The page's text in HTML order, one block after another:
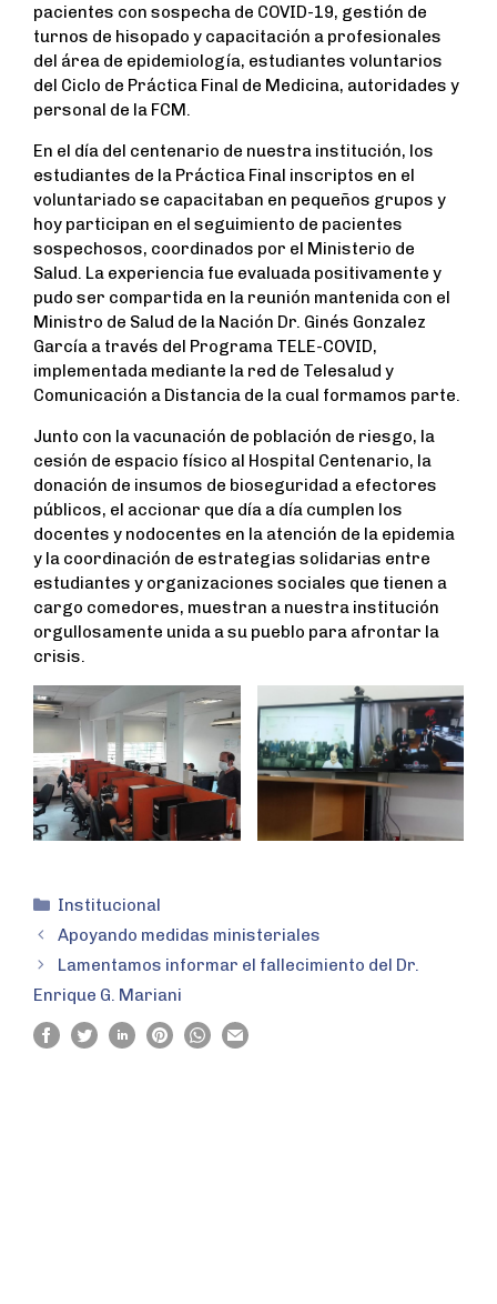
pacientes con sospecha de COVID-19, gestión de
turnos de hisopado y capacitación a profesionales
del área de epidemiología, estudiantes voluntarios
del Ciclo de Práctica Final de Medicina, autoridades y
personal de la FCM.
En el día del centenario de nuestra institución, los
estudiantes de la Práctica Final inscriptos en el
voluntariado se capacitaban en pequeños grupos y
hoy participan en el seguimiento de pacientes
sospechosos, coordinados por el Ministerio de
Salud. La experiencia fue evaluada positivamente y
pudo ser compartida en la reunión mantenida con el
Ministro de Salud de la Nación Dr. Ginés Gonzalez
García a través del Programa TELE-COVID,
implementada mediante la red de Telesalud y
Comunicación a Distancia de la cual formamos parte.
Junto con la vacunación de población de riesgo, la
cesión de espacio físico al Hospital Centenario, la
donación de insumos de bioseguridad a efectores
públicos, el accionar que día a día cumplen los
docentes y nodocentes en la atención de la epidemia
y la coordinación de estrategias solidarias entre
estudiantes y organizaciones sociales que tienen a
cargo comedores, muestran a nuestra institución
orgullosamente unida a su pueblo para afrontar la
crisis.
Institucional
Apoyando medidas ministeriales
Lamentamos informar el fallecimiento del Dr.
Enrique G. Mariani